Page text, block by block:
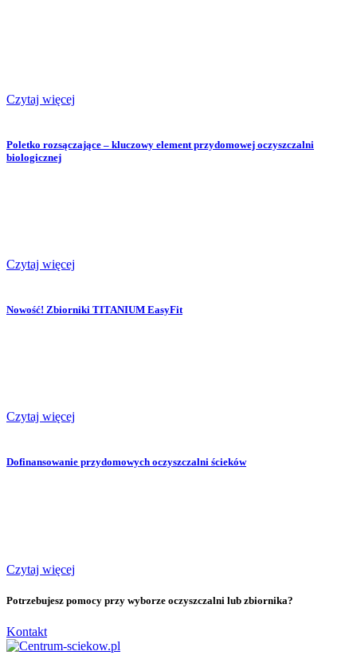
Czytaj więcej
Poletko rozsączające – kluczowy element przydomowej oczyszczalni
biologicznej
Czytaj więcej
Nowość! Zbiorniki TITANIUM EasyFit
Czytaj więcej
Dofinansowanie przydomowych oczyszczalni ścieków
Czytaj więcej
Potrzebujesz pomocy przy wyborze oczyszczalni lub zbiornika?
Kontakt